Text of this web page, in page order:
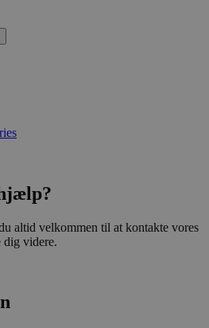
altid velkommen til at kontakte vores
dig videre.